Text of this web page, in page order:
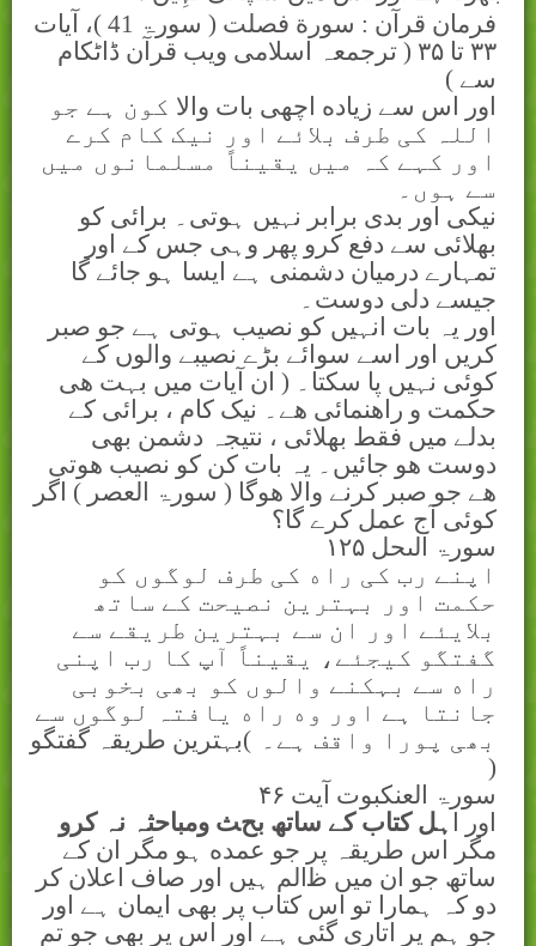
فرمان قرآن : سورة فصلت ( سورۃ 41 )، آيات
۳۳ تا ۳۵ (
ترجمعہ اسلامی ويب قرآن ڈاٹکام
سے )
اور اس سے زیاده اچھی بات وا ﻻ کون ہے جو
اللہ کی طرف بلائے اور نیک کام کرے
اور کہے کہ میں یقیناً مسلمانوں میں
سے ہوں۔
نیکی اور بدی برابر نہیں ہوتی۔ برائی کو
بھلائی سے دفع کرو پھر وہی جس کے اور
تمہارے درمیان دشمنی ہے ایسا ہو جائے گا
جیسے دلی دوست۔
اور یہ بات انہیں کو نصیب ہوتی ہے جو صبر
کریں اور اسے سوائے بڑے نصیبے والوں کے
کوئی نہیں پا سکتا۔ ( ان آيات ميں بہت ھی
حکمت و راھنمائی ھے۔ نيک کام ، برائی کے
بدلے ميں فقط بھلائی ، نتيجہ دشمن بھی
دوست ھو جائيں۔ يہ بات کن کو نصيب ھوتی
ھے جو صبر کرنے والا ھوگا ( سورۃ العصر ) اگر
کوئی آج عمل کرے گا؟
سورۃ الںحل ۱۲۵
اپنے رب کی راه کی طرف لوگوں کو
حکمت اور بہترین نصیحت کے ساتھ
بلایئے اور ان سے بہترین طریقے سے
گفتگو کیجئے، یقیناً آپ کا رب اپنی
راه سے بہکنے والوں کو بھی بخوبی
جانتا ہے اور وه راه یافتہ لوگوں سے
بھی پورا واقف ہے۔ (بہترين طريقہ گفتگو
)
سورۃ العنکبوت آيت ۴۶
اور ا
ہل کتاب کے ساتھ بحﺚ ومباحثہ نہ کرو
مگر اس طریقہ پر جو عمده ہو مگر ان کے
ساتھ جو ان میں ﻇالم ہیں اور صاف اعلان کر
دو کہ ہمارا تو اس کتاب پر بھی ایمان ہے اور
جو ہم پر اتاری گئی ہے اور اس پر بھی جو تم